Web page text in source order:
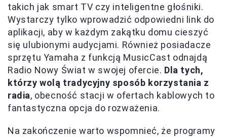
takich jak smart TV czy inteligentne głośniki.
Wystarczy tylko wprowadzić odpowiedni link do
aplikacji, aby w każdym zakątku domu cieszyć
się ulubionymi audycjami. Również posiadacze
sprzętu Yamaha z funkcją MusicCast odnajdą
Radio Nowy Świat w swojej ofercie. Dla tych,
którzy wolą tradycyjny sposób korzystania z
radia, obecność stacji w ofertach kablowych to
fantastyczna opcja do rozważenia.
Na zakończenie warto wspomnieć, że programy